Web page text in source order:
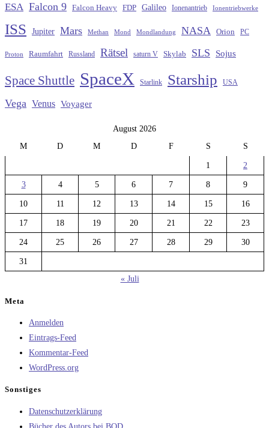
ESA Falcon 9 Falcon Heavy FDP Galileo Ionenantrieb Ionentriebwerke
ISS Jupiter Mars Methan Mond Mondlandung NASA Orion PC
Proton Raumfahrt Russland Rätsel saturn V Skylab SLS Sojus
Space Shuttle SpaceX Starlink Starship USA
Vega Venus Voyager
August 2026
M
D M D F S S
1 2
3 4 5 6 7 8 9
10 11 12 13 14 15 16
17 18 19 20 21 22 23
24 25 26 27 28 29 30
31
« Juli
Meta
Anmelden
Eintrags-Feed
Kommentar-Feed
WordPress.org
Sonstiges
Datenschutzerklärung